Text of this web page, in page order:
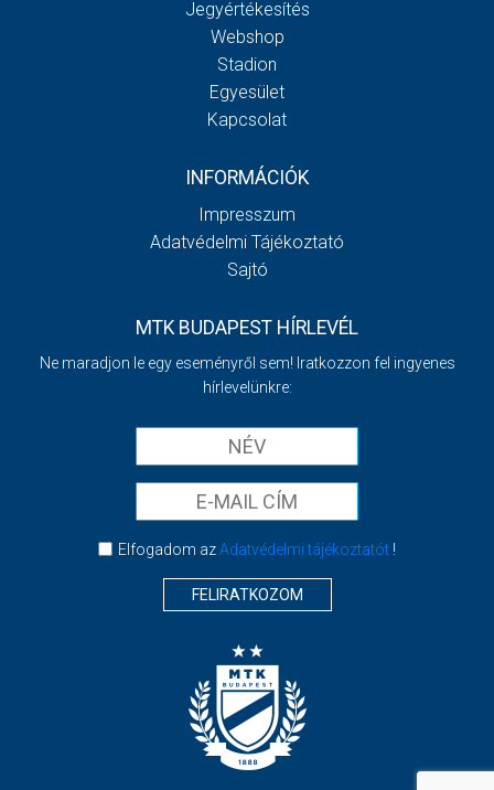
Jegyértékesítés
Webshop
Stadion
Egyesület
Kapcsolat
INFORMÁCIÓK
Impresszum
Adatvédelmi Tájékoztató
Sajtó
MTK BUDAPEST HÍRLEVÉL
Ne maradjon le egy eseményről sem! Iratkozzon fel ingyenes
hírlevelünkre:
Elfogadom azAdatvédelmi tájékoztatót!
FELIRATKOZOM